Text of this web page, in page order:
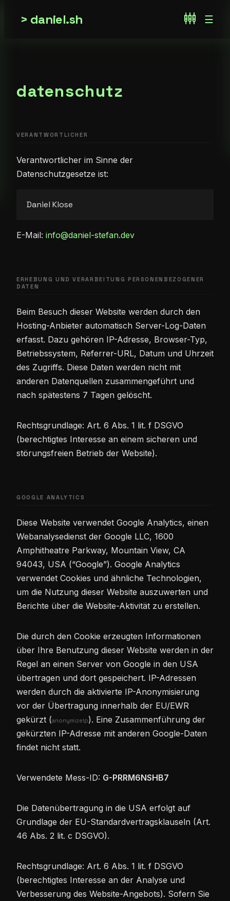
daniel.sh settings_input_component ☰
datenschutz
VERANTWORTLICHER
Verantwortlicher im Sinne der
Datenschutzgesetze ist:
Daniel Klose
E-Mail: info@daniel-stefan.dev
ERHEBUNG UND VERARBEITUNG PERSONENBEZOGENER
DATEN
Beim Besuch dieser Website werden durch den
Hosting-Anbieter automatisch Server-Log-Daten
erfasst. Dazu gehören IP-Adresse, Browser-Typ,
Betriebssystem, Referrer-URL, Datum und Uhrzeit
des Zugriffs. Diese Daten werden nicht mit
anderen Datenquellen zusammengeführt und
nach spätestens 7 Tagen gelöscht.
Rechtsgrundlage: Art. 6 Abs. 1 lit. f DSGVO
(berechtigtes Interesse an einem sicheren und
störungsfreien Betrieb der Website).
GOOGLE ANALYTICS
Diese Website verwendet Google Analytics, einen
Webanalysedienst der Google LLC, 1600
Amphitheatre Parkway, Mountain View, CA
94043, USA (“Google”). Google Analytics
verwendet Cookies und ähnliche Technologien,
um die Nutzung dieser Website auszuwerten und
Berichte über die Website-Aktivität zu erstellen.
Die durch den Cookie erzeugten Informationen
über Ihre Benutzung dieser Website werden in der
Regel an einen Server von Google in den USA
übertragen und dort gespeichert. IP-Adressen
werden durch die aktivierte IP-Anonymisierung
vor der Übertragung innerhalb der EU/EWR
gekürzt (anonymizeIp). Eine Zusammenführung der
gekürzten IP-Adresse mit anderen Google-Daten
findet nicht statt.
Verwendete Mess-ID: G-PRRM6NSHB7
Die Datenübertragung in die USA erfolgt auf
Grundlage der EU-Standardvertragsklauseln (Art.
46 Abs. 2 lit. c DSGVO).
Rechtsgrundlage: Art. 6 Abs. 1 lit. f DSGVO
(berechtigtes Interesse an der Analyse und
Verbesserung des Website-Angebots). Sofern Sie